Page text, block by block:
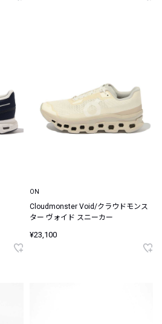
ON
Cloudmonster Void/クラウドモンス
ター ヴォイド スニーカー
¥23,100